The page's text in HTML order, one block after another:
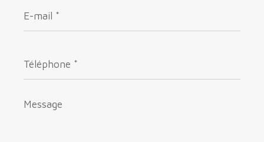
mail
*
*
Message
*